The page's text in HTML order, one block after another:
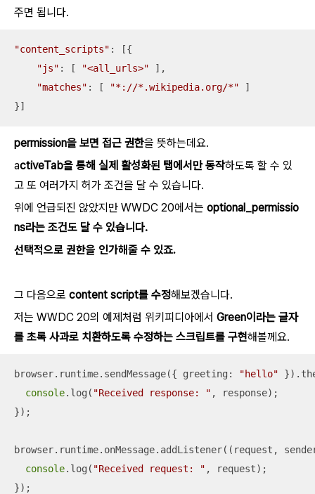
주면 됩니다.
"content_scripts" : [{
"js" : [ "<all_urls>" ],
"matches" : [ "*://*.wikipedia.org/*" ]
}]
permission을 보면 접근 권한을 뜻하는데요.
activeTab을 통해 실제 활성화된 탭에서만 동작하도록 할 수 있
고 또 여러가지 허가 조건을 달 수 있습니다.
위에 언급되진 않았지만 WWDC 20에서는 optional_permissio
ns라는 조건도 달 수 있습니다.
선택적으로 권한을 인가해줄 수 있죠.
그 다음으로 content script를 수정해보겠습니다.
저는 WWDC 20의 예제처럼 위키피디아에서 Green이라는 글자
를 초록 사과로 치환하도록 수정하는 스크립트를 구현해볼께요.
browser.runtime.sendMessage({ greeting : "hello"
console.log( "Received response: " , response);
});
browser.runtime.onMessage.addListener( ( request,
console.log( "Received request: " , request);
});